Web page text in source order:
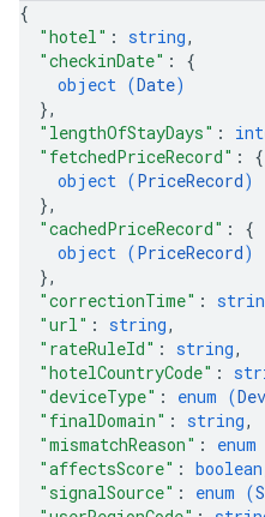
{
"hotel" : string,
"checkinDate" : {
object (Date)
},
"lengthOfStayDays" :
"fetchedPriceRecord" : {
object (PriceRecord)
},
"cachedPriceRecord" : {
object (PriceRecord)
},
"correctionTime" :
"url" : string,
"rateRuleId" : string,
"hotelCountryCode" :
"deviceType" : enum (
"finalDomain" : string,
"mismatchReason" :
"affectsScore" : boolean
"signalSource" : enum (